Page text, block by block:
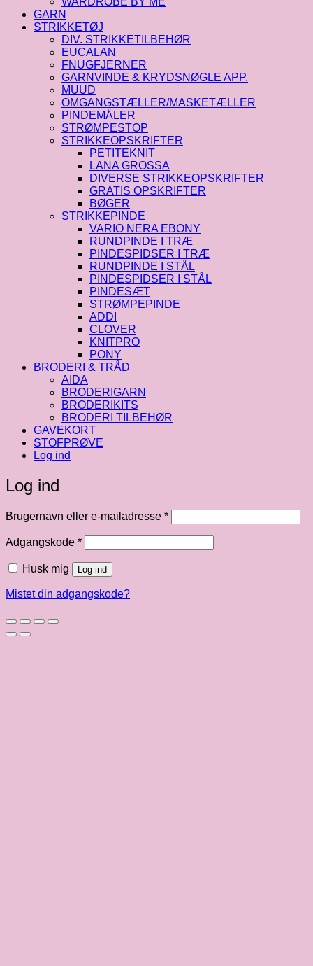
GARN
STRIKKETØJ
DIV. STRIKKETILBEHØR
EUCALAN
FNUGFJERNER
GARNVINDE & KRYDSNØGLE APP.
MUUD
OMGANGSTÆLLER/MASKETÆLLER
PINDEMÅLER
STRØMPESTOP
STRIKKEOPSKRIFTER
PETITEKNIT
LANA GROSSA
DIVERSE STRIKKEOPSKRIFTER
GRATIS OPSKRIFTER
BØGER
STRIKKEPINDE
VARIO NERA EBONY
RUNDPINDE I TRÆ
PINDESPIDSER I TRÆ
RUNDPINDE I STÅL
PINDESPIDSER I STÅL
PINDESÆT
STRØMPEPINDE
ADDI
CLOVER
KNITPRO
PONY
BRODERI & TRÅD
AIDA
BRODERIGARN
BRODERIKITS
BRODERI TILBEHØR
GAVEKORT
STOFPRØVE
Log ind
Log ind
Brugernavn eller e-mailadresse *Påkrævet
Adgangskode *Påkrævet
Husk mig Log ind
Mistet din adgangskode?